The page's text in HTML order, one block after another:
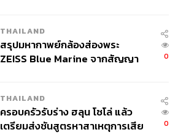
THAILAND
สรุปมหากาพย์กล้องส่องพระ
ZEISS Blue Marine จากสัญญา
จ่ายหนี้-แอบระบุแบรนด์
0
THAILAND
ครอบครัวรับร่าง ฮลุน โซโล่ แล้ว
เตรียมส่งชันสูตรหาสาเหตุการเสีย
0